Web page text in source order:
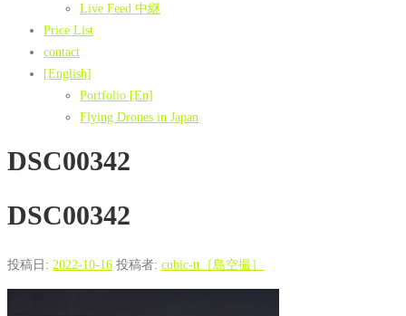
Live Feed 中継
Price List
contact
[English]
Portfolio [En]
Flying Drones in Japan
DSC00342
DSC00342
投稿日: 2022-10-16 投稿者: cubic-tt［島空撮］